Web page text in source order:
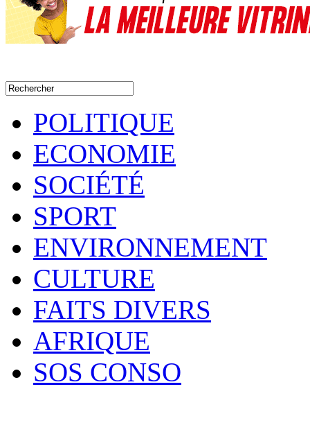
POLITIQUE
ECONOMIE
SOCIÉTÉ
SPORT
ENVIRONNEMENT
CULTURE
FAITS DIVERS
AFRIQUE
SOS CONSO